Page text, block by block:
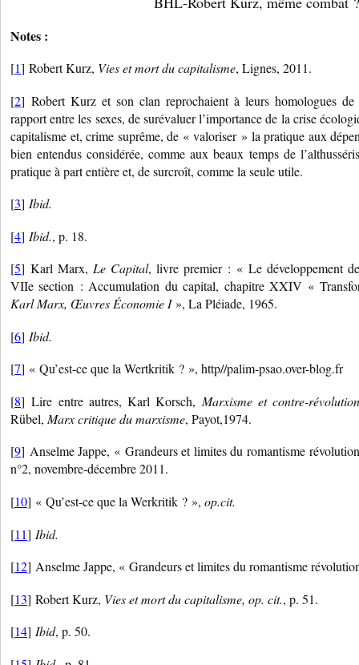
Notes :
[1] Robert Kurz, Vies et mort du capitalisme, Lignes, 2011.
[2] Robert Kurz et son clan reprochaient à leurs homologues de
rapport entre les sexes, de surévaluer l’importance de la crise
capitalisme et, crime suprême, de « valoriser » la pratique aux
bien entendus considérée, comme aux beaux temps de
pratique à part entière et, de surcroît, comme la seule utile.
[3] Ibid.
[4] Ibid., p. 18.
[5] Karl Marx,Le Capital, livre premier : « Le développement
VIIe section : Accumulation du capital, chapitre XXIV «
Karl Marx, Œuvres Économie I», La Pléiade, 1965.
[6] Ibid.
[7] « Qu’est-ce que la Wertkritik ? », http//palim-psao.over-blog.fr
[8] Lire entre autres, Karl Korsch, Marxisme et contre-révolution
Rübel, Marx critique du marxisme, Payot,1974.
[9] Anselme Jappe, « Grandeurs et limites du romantisme
n°2, novembre-décembre 2011.
[10] « Qu’est-ce que la Werkritik ? », op.cit.
[11] Ibid.
[12] Anselme Jappe, « Grandeurs et limites du romantisme
[13] Robert Kurz, Vies et mort du capitalisme, op. cit., p. 51.
[14] Ibid, p. 50.